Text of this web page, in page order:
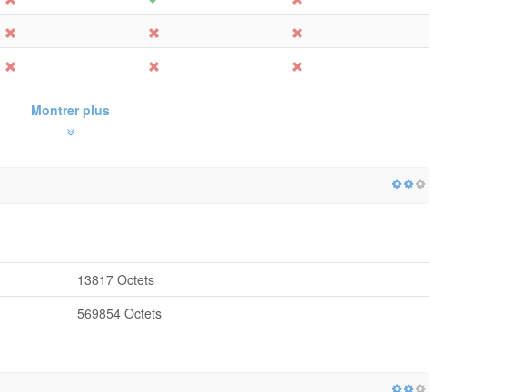
Montrer plus
13817 Octets
569854 Octets